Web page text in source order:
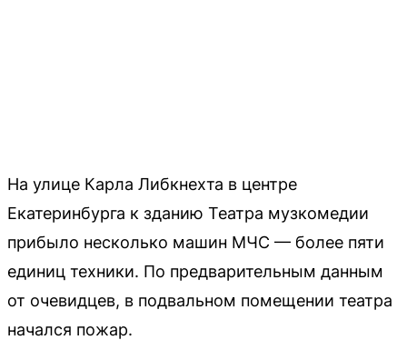
На улице Карла Либкнехта в центре
Екатеринбурга к зданию Театра музкомедии
прибыло несколько машин МЧС — более пяти
единиц техники. По предварительным данным
от очевидцев, в подвальном помещении театра
начался пожар.